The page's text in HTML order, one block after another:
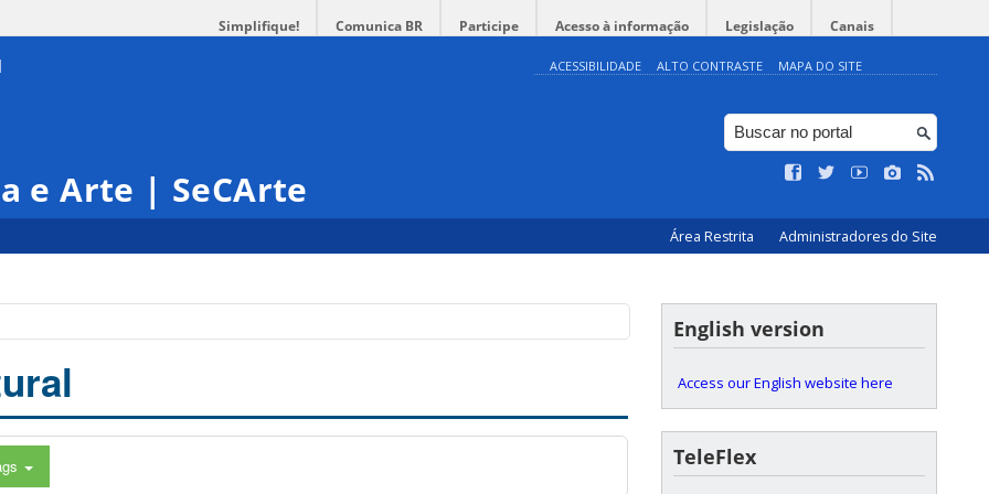
Simplifique! Comunica BR Participe Acesso à informação Legislação Canais
ACESSIBILIDADE ALTO CONTRASTE MAPA DO SITE
e Arte | SeCArte
Área Restrita Administradores do Site
English version
Access our English website here
TeleFlex